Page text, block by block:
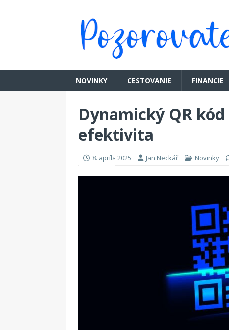
NOVINKY CESTOVANIE FINANCIE
Dynamický QR
efektivita
8. apríla 2025 Jan Neckář Novinky